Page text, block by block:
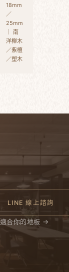
18mm
／
25mm
｜ 南
洋櫸木
／紫檀
／塑木
LINE 線上諮詢
合你的地板 →